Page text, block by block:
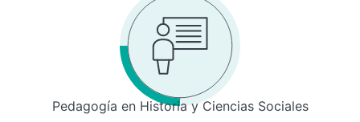
Pedagogía en Historia y Ciencias Sociales